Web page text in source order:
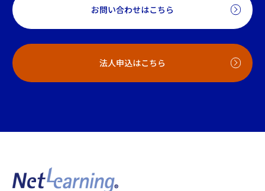
お問い合わせはこちら
法人申込はこちら